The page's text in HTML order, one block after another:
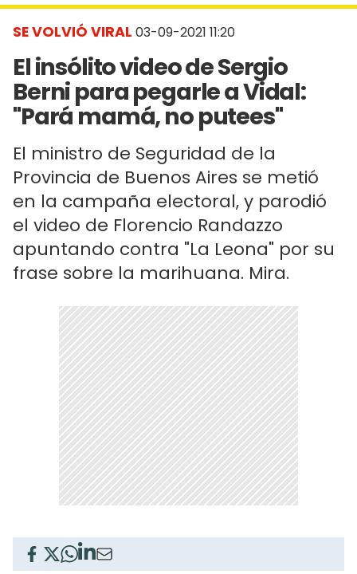
SE VOLVIÓ VIRAL 03-09-2021 11:20
El insólito video de Sergio
Berni para pegarle a Vidal:
"Pará mamá, no putees"
El ministro de Seguridad de la
Provincia de Buenos Aires se metió
en la campaña electoral, y parodió
el video de Florencio Randazzo
apuntando contra "La Leona" por su
frase sobre la marihuana. Mira.